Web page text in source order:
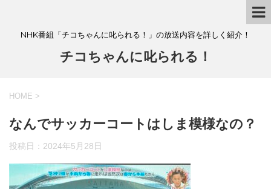
NHK番組「チコちゃんに叱られる！」の放送内容を詳しく紹介！
チコちゃんに叱られる！
HOME >
なんでサッカーコートはしま模様なの？
投稿日： 2024年5月28日